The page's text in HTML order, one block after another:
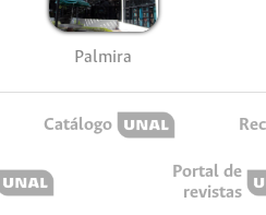
Palmira
Catálogo
Portal de
revistas